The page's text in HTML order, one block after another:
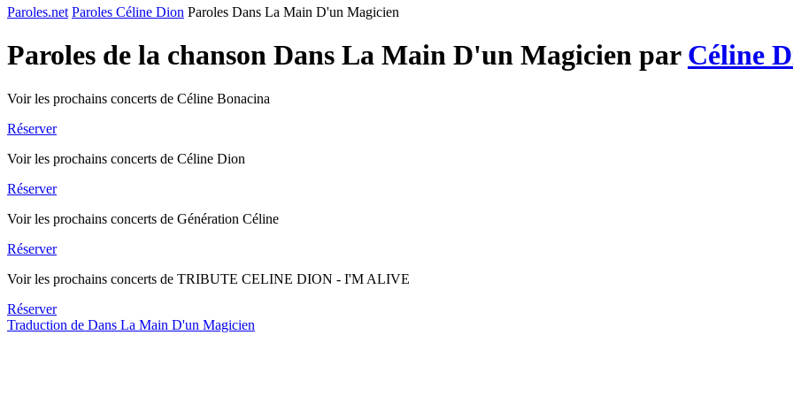
Paroles.net Paroles Céline Dion Paroles Dans La Main D'un Magicien
Paroles de la chanson Dans La Main D'un Magicien par Céline
Voir les prochains concerts de Céline Bonacina
Réserver
Voir les prochains concerts de Céline Dion
Réserver
Voir les prochains concerts de Génération Céline
Réserver
Voir les prochains concerts de TRIBUTE CELINE DION - I'M ALIVE
Réserver
Traduction de Dans La Main D'un Magicien